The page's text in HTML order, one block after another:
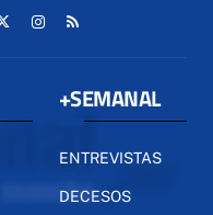
+SEMANAL
ENTREVISTAS
DECESOS